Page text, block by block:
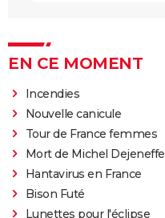
EN CE MOMENT
Incendies
Nouvelle canicule
Tour de France femmes
Mort de Michel Dejeneffe
Hantavirus en France
Bison Futé
Lunettes pour l'éclipse